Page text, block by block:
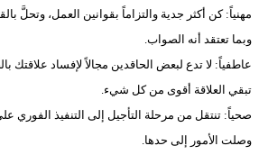
مهنياً: كن أكثر جدية والتزاماً بقوانين العمل، وتحلَّ
وبما تعتقد أنه الصواب.
عاطفياً: لا تدع لبعض الحاقدين مجالاً لإفساد علاقتك
تبقي العلاقة أقوى من كل شيء.
صحياً: تنتقل من مرحلة التأجيل إلى التنفيذ الفوري
وصلت الأمور إلى حدها.